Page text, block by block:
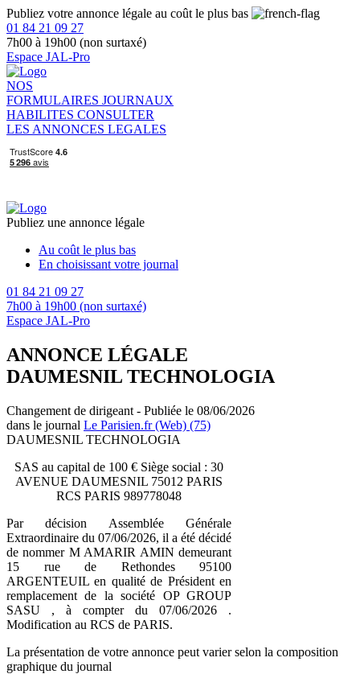
Publiez votre annonce légale au coût le plus bas
01 84 21 09 27
7h00 à 19h00 (non surtaxé)
Espace JAL-Pro
NOS
FORMULAIRES JOURNAUX
HABILITES CONSULTER
LES ANNONCES LEGALES
Publiez une annonce légale
Au coût le plus bas
En choisissant votre journal
01 84 21 09 27
7h00 à 19h00 (non surtaxé)
Espace JAL-Pro
ANNONCE LÉGALE
DAUMESNIL TECHNOLOGIA
Changement de dirigeant - Publiée le 08/06/2026
dans le journal Le Parisien.fr (Web) (75)
DAUMESNIL TECHNOLOGIA
SAS au capital de 100 € Siège social : 30
AVENUE DAUMESNIL 75012 PARIS
RCS PARIS 989778048
Par décision Assemblée Générale
Extraordinaire du 07/06/2026, il a été décidé
de nommer M AMARIR AMIN demeurant
15 rue de Rethondes 95100
ARGENTEUIL en qualité de Président en
remplacement de la société OP GROUP
SASU , à compter du 07/06/2026 .
Modification au RCS de PARIS.
La présentation de votre annonce peut varier selon la composition
graphique du journal